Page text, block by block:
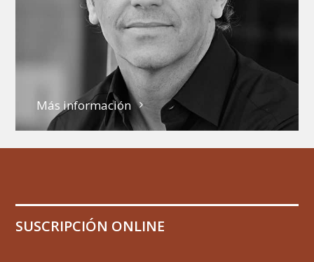
Más información
SUSCRIPCIÓN ONLINE